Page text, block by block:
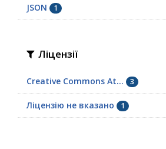
JSON 1
Ліцензії
Creative Commons At... 3
Ліцензію не вказано 1